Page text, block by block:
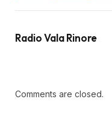
Radio Vala Rinore
Comments are closed.